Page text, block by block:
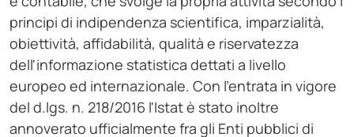
principi di indipendenza scientifica, imparzialità,
obiettività, affidabilità, qualità e riservatezza
dell'informazione statistica dettati a livello
europeo ed internazionale. Con l'entrata in vigore
del d.lgs. n. 218/2016 l'Istat è stato inoltre
annoverato ufficialmente fra gli Enti pubblici di